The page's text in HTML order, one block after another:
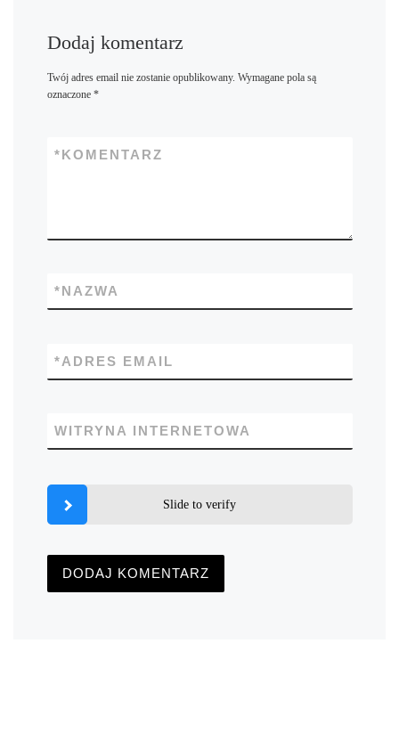
Dodaj komentarz
Twój adres email nie zostanie opublikowany. Wymagane pola są
oznaczone *
KOMENTARZ
*
NAZWA
*
ADRES EMAIL
*
WITRYNA INTERNETOWA
Slide to verify